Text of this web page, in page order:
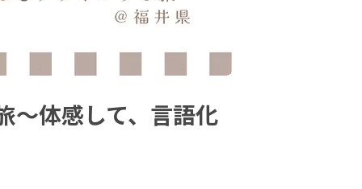
〜体感して、言語化